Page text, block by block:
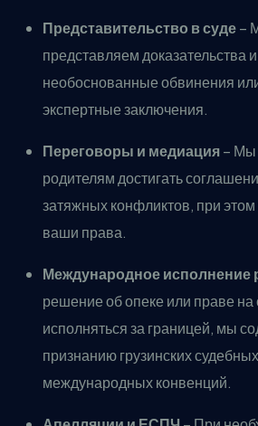
Представительство в суде–
представляем доказательства
необоснованные обвинения
экспертные заключения.
Переговоры и медиация– Мы
родителям достигать
затяжных конфликтов, при
ваши права.
Международное исполнение
решение об опеке или праве
исполняться за границей, мы
признанию грузинских
международных конвенций.